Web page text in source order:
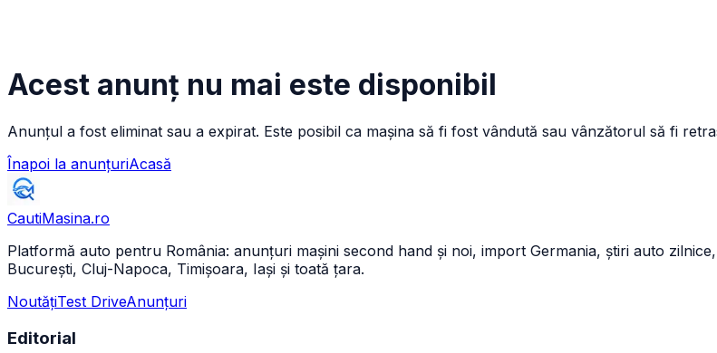
Acest anunț nu mai este disponibil
Anunțul a fost eliminat sau a expirat. Este posibil ca mașina să fi fost vândută sau vânzătorul să fi
Înapoi la anunțuriAcasă
CautiMasina.ro
Platformă auto pentru România: anunțuri mașini second hand și noi, import Germania, știri auto
București, Cluj-Napoca, Timișoara, Iași și toată țara.
NoutățiTest DriveAnunțuri
Editorial